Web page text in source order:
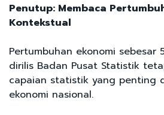
Penutup: Membaca
Kontekstual
Pertumbuhan ekonomi sebesar
dirilis Badan Pusat Statistik
capaian statistik yang penting
ekonomi nasional.